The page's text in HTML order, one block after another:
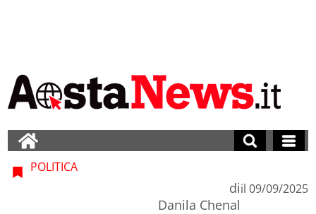
POLITICA
di
Danila Chenal
il 09/09/2025